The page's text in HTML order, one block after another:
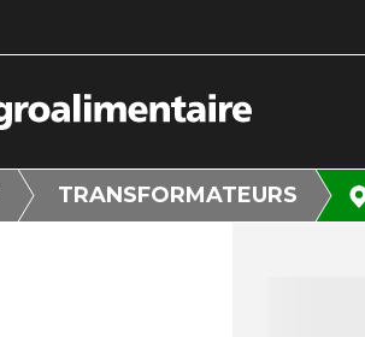
TRANSFORMATEURS